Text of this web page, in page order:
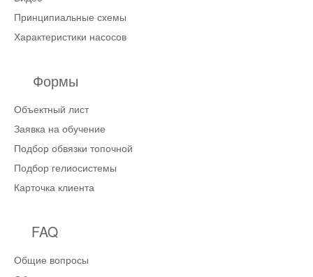
Принципиальные схемы
Характеристики насосов
Формы
Объектный лист
Заявка на обучение
Подбор обвязки топочной
Подбор гелиосистемы
Карточка клиента
FAQ
Общие вопросы